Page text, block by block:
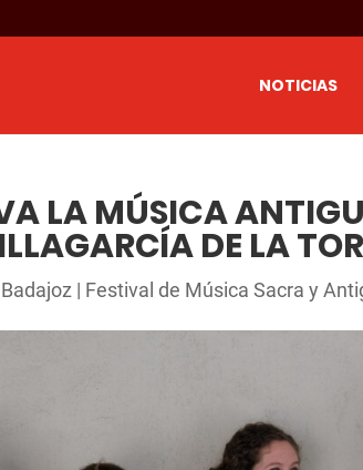
NOTICIAS
LA MÚSICA
DE LA
| Festival de Música Sacra y